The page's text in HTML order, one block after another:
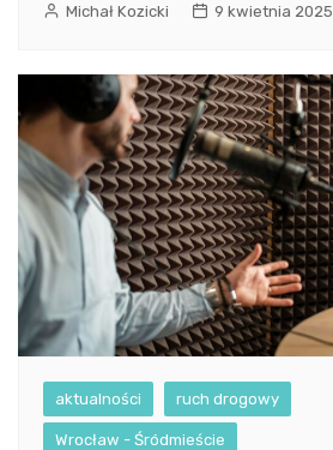
Michał Kozicki 9 kwietnia 2025
aktualności ruch drogowy
Wrocław - Śródmieście